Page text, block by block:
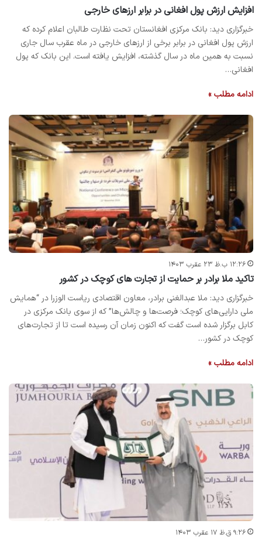
افزایش ارزش پول افغانی در برابر ارزهای خارجی
خبرگزاری دید: بانک مرکزی افغانستان تحت نظارت طالبان اعلام کرده که
ارزش پول افغانی در برابر برخی از ارزهای خارجی در ماه عقرب سال جاری
نسبت به همین ماه در سال گذشته، افزایش یافته است. این بانک که پول
افغانی…
ادامه مطلب »
۱۲:۲۶ ب.ظ ۲۳ عقرب ۱۴۰۳
تاکید ملا برادر بر حمایت از تجارت های کوچک در کشور
خبرگزاری دید: ملا عبدالغنی برادر، معاون اقتصادی ریاست الوزرا در “همایش
ملی دارایی‌های کوچک؛ فرصت‌ها و چالش‌ها” که از سوی بانک مرکزی در
کابل برگزار شده است گفت که اکنون زمان آن رسیده است تا از تجارت‌های
کوچک در کشور…
ادامه مطلب »
۹:۲۶ ق.ظ ۱۷ عقرب ۱۴۰۳